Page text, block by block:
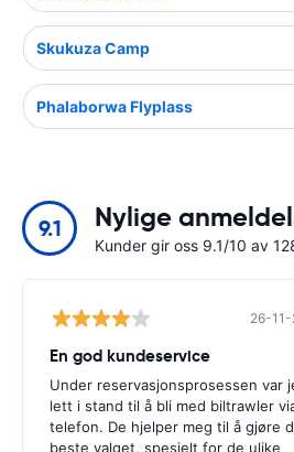
Skukuza Camp
Phalaborwa Flyplass
9.1 Nylige
Kunder gir oss 9.1/10 av
26-
En god kundeservice
Under reservasjonsprosessen var
lett i stand til å bli med biltrawler
telefon. De hjelper meg til å gjøre
beste valget, spesielt for de ulike